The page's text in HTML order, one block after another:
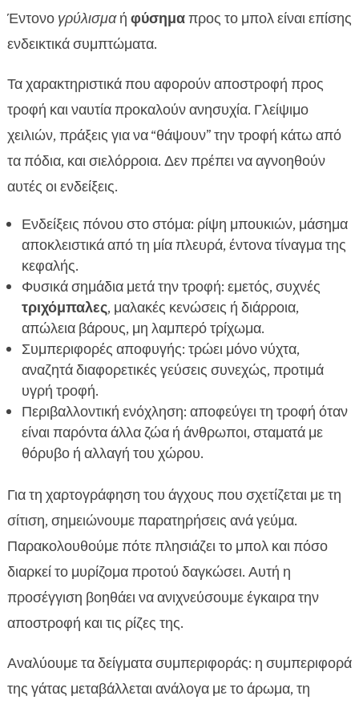
Έντονο γρύλισμαή φύσημαπρος το μπολ είναι επίσης
ενδεικτικά συμπτώματα.
Τα χαρακτηριστικά που αφορούν αποστροφή προς
τροφή και ναυτία προκαλούν ανησυχία. Γλείψιμο
χειλιών, πράξεις για να “θάψουν” την τροφή κάτω από
τα πόδια, και σιελόρροια. Δεν πρέπει να αγνοηθούν
αυτές οι ενδείξεις.
Ενδείξεις πόνου στο στόμα: ρίψη μπουκιών, μάσημα
αποκλειστικά από τη μία πλευρά, έντονα τίναγμα της
κεφαλής.
Φυσικά σημάδια μετά την τροφή: εμετός, συχνές
τριχόμπαλες, μαλακές κενώσεις ή διάρροια,
απώλεια βάρους, μη λαμπερό τρίχωμα.
Συμπεριφορές αποφυγής: τρώει μόνο νύχτα,
αναζητά διαφορετικές γεύσεις συνεχώς, προτιμά
υγρή τροφή.
Περιβαλλοντική ενόχληση: αποφεύγει τη τροφή όταν
είναι παρόντα άλλα ζώα ή άνθρωποι, σταματά με
θόρυβο ή αλλαγή του χώρου.
Για τη χαρτογράφηση του άγχους που σχετίζεται με τη
σίτιση, σημειώνουμε παρατηρήσεις ανά γεύμα.
Παρακολουθούμε πότε πλησιάζει το μπολ και πόσο
διαρκεί το μυρίζομα προτού δαγκώσει. Αυτή η
προσέγγιση βοηθάει να ανιχνεύσουμε έγκαιρα την
αποστροφή και τις ρίζες της.
Αναλύουμε τα δείγματα συμπεριφοράς: η συμπεριφορά
της γάτας μεταβάλλεται ανάλογα με το άρωμα, τη